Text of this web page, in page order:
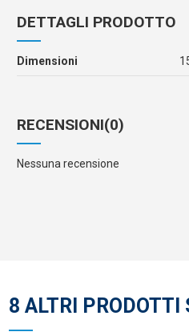
DETTAGLI PRODOTTO
Dimensioni
RECENSIONI(0)
Nessuna recensione
8 ALTRI PRODOTTI